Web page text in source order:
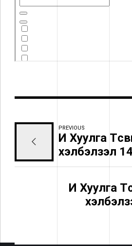
PREVIOUS
И Хуулга
хэлбэлзэл
И Хуулга